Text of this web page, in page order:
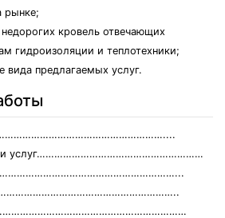
рынке;
кровель отвечающих
гидроизоляции и теплотехники;
вида предлагаемых услуг.
и услуг…………………………………………………